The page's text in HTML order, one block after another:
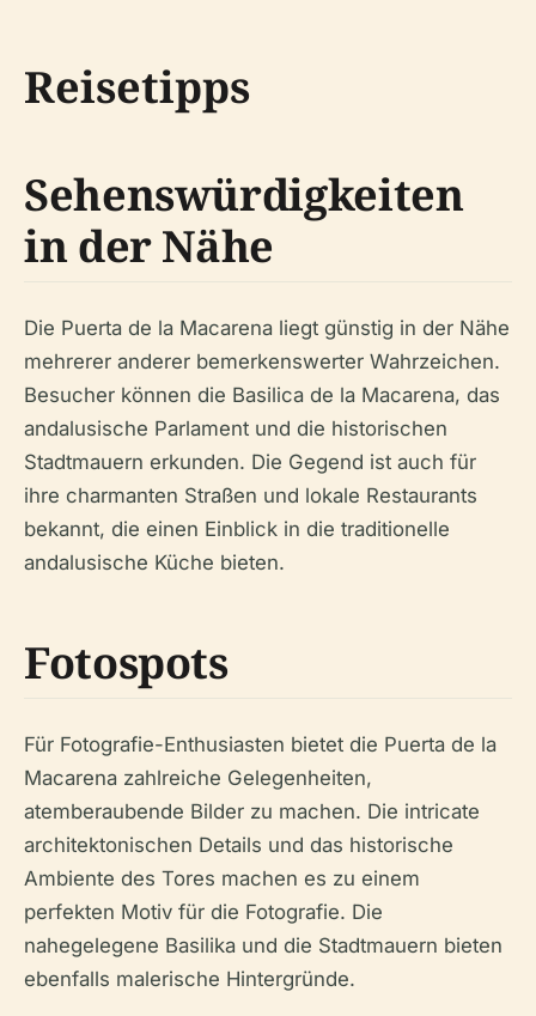
Reisetipps
Sehenswürdigkeiten
in der Nähe
Die Puerta de la Macarena liegt günstig in der Nähe
mehrerer anderer bemerkenswerter Wahrzeichen.
Besucher können die Basilica de la Macarena, das
andalusische Parlament und die historischen
Stadtmauern erkunden. Die Gegend ist auch für
ihre charmanten Straßen und lokale Restaurants
bekannt, die einen Einblick in die traditionelle
andalusische Küche bieten.
Fotospots
Für Fotografie-Enthusiasten bietet die Puerta de la
Macarena zahlreiche Gelegenheiten,
atemberaubende Bilder zu machen. Die intricate
architektonischen Details und das historische
Ambiente des Tores machen es zu einem
perfekten Motiv für die Fotografie. Die
nahegelegene Basilika und die Stadtmauern bieten
ebenfalls malerische Hintergründe.